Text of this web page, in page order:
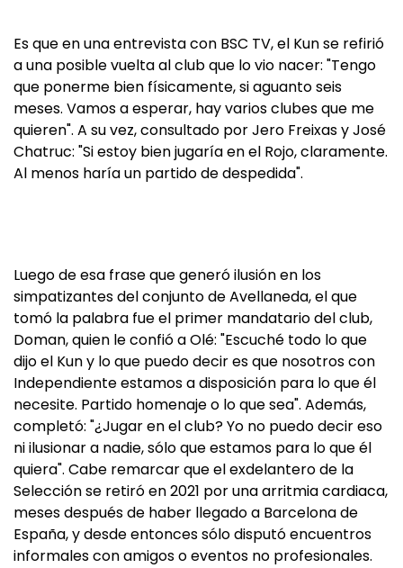
Es que en una entrevista con BSC TV, el Kun se refirió
a una posible vuelta al club que lo vio nacer: "Tengo
que ponerme bien físicamente, si aguanto seis
meses. Vamos a esperar, hay varios clubes que me
quieren". A su vez, consultado por Jero Freixas y José
Chatruc: "Si estoy bien jugaría en el Rojo, claramente.
Al menos haría un partido de despedida".
Luego de esa frase que generó ilusión en los
simpatizantes del conjunto de Avellaneda, el que
tomó la palabra fue el primer mandatario del club,
Doman, quien le confió a Olé: "Escuché todo lo que
dijo el Kun y lo que puedo decir es que nosotros con
Independiente estamos a disposición para lo que él
necesite. Partido homenaje o lo que sea". Además,
completó: "¿Jugar en el club? Yo no puedo decir eso
ni ilusionar a nadie, sólo que estamos para lo que él
quiera". Cabe remarcar que el exdelantero de la
Selección se retiró en 2021 por una arritmia cardiaca,
meses después de haber llegado a Barcelona de
España, y desde entonces sólo disputó encuentros
informales con amigos o eventos no profesionales.